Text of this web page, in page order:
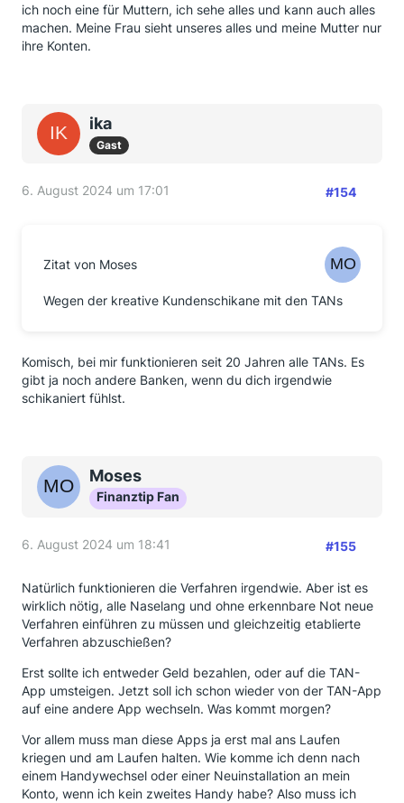
ich noch eine für Muttern, ich sehe alles und kann auch alles
machen. Meine Frau sieht unseres alles und meine Mutter nur
ihre Konten.
ika
Gast
6. August 2024 um 17:01 #154
Zitat von Moses
Wegen der kreative Kundenschikane mit den TANs
Komisch, bei mir funktionieren seit 20 Jahren alle TANs. Es
gibt ja noch andere Banken, wenn du dich irgendwie
schikaniert fühlst.
Moses
Finanztip Fan
6. August 2024 um 18:41 #155
Natürlich funktionieren die Verfahren irgendwie. Aber ist es
wirklich nötig, alle Naselang und ohne erkennbare Not neue
Verfahren einführen zu müssen und gleichzeitig etablierte
Verfahren abzuschießen?
Erst sollte ich entweder Geld bezahlen, oder auf die TAN-
App umsteigen. Jetzt soll ich schon wieder von der TAN-App
auf eine andere App wechseln. Was kommt morgen?
Vor allem muss man diese Apps ja erst mal ans Laufen
kriegen und am Laufen halten. Wie komme ich denn nach
einem Handywechsel oder einer Neuinstallation an mein
Konto, wenn ich kein zweites Handy habe? Also muss ich